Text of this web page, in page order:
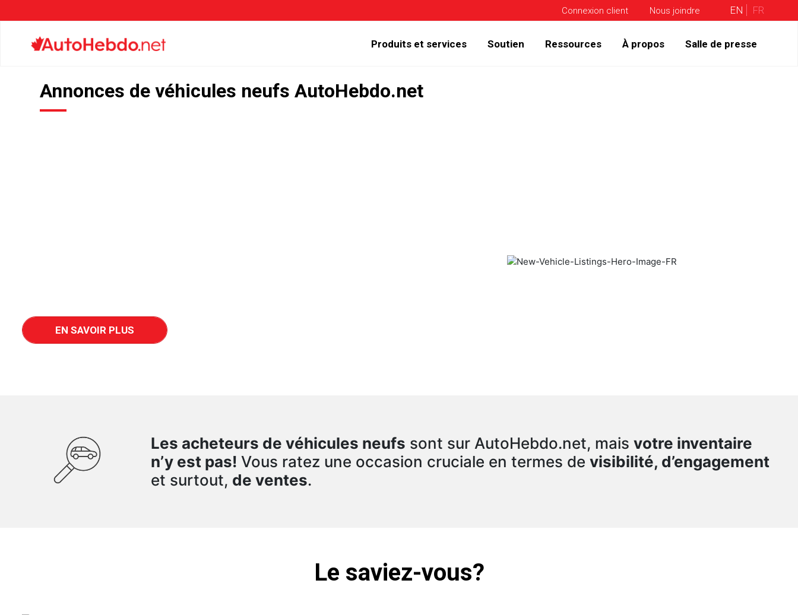
Connexion client Nous joindre EN FR
Produits et services Soutien Ressources À propos Salle de presse
Annonces de véhicules neufs AutoHebdo.net
EN SAVOIR PLUS
Les acheteurs de véhicules neufs sont sur AutoHebdo.net, mais votre inventaire
n’y est pas! Vous ratez une occasion cruciale en termes de visibilité, d’engagement
et surtout, de ventes.
Le saviez-vous?